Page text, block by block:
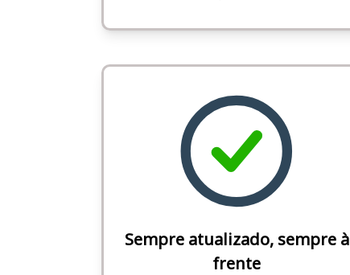
Sempre atualizado, sempre à
frente